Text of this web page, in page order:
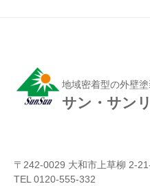
地域密着型の外壁
サン・サン
〒242-0029 大和市上草柳 2-
TEL 0120-555-332